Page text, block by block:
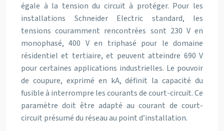
égale à la tension du circuit à protéger. Pour les
installations Schneider Electric standard, les
tensions couramment rencontrées sont 230 V en
monophasé, 400 V en triphasé pour le domaine
résidentiel et tertiaire, et peuvent atteindre 690 V
pour certaines applications industrielles. Le pouvoir
de coupure, exprimé en kA, définit la capacité du
fusible à interrompre les courants de court-circuit. Ce
paramètre doit être adapté au courant de court-
circuit présumé du réseau au point d’installation.